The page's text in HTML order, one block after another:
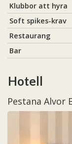
Klubbor att hyra
Soft spikes-krav
Restaurang
Bar
Hotell
Pestana Alvor